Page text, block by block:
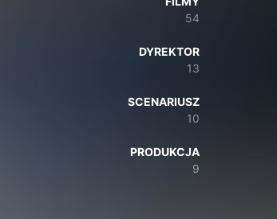
54
DYREKTOR
13
SCENARIUSZ
10
PRODUKCJA
9